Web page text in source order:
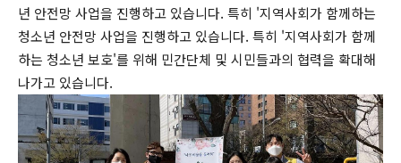
년 안전망 사업을 진행하고 있습니다. 특히 '지역사회가 함께하는
청소년 안전망 사업을 진행하고 있습니다. 특히 '지역사회가 함께
하는 청소년 보호'를 위해 민간단체 및 시민들과의 협력을 확대해
나가고 있습니다.